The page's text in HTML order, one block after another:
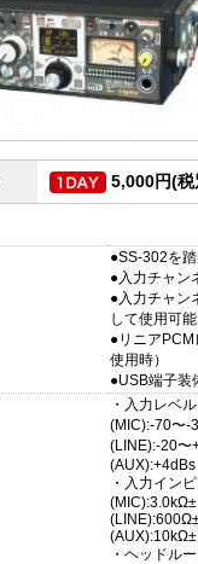
5,000円(税
●SS-302を
●入力チャン
●入力チャン
して使用可能
●リニア
使用時）
●USB端子装
・入力レベル
(MIC):-70〜-
(LINE):-20〜
(AUX):+4dBs
・入力イン
・ヘッドル